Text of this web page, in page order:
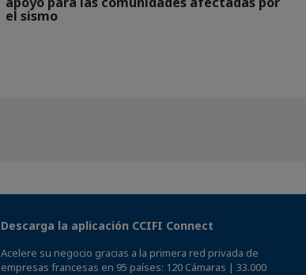
el sismo
Descarga la aplicación CCIFI Connect
Acelere su negocio gracias a la primera red privada de
empresas francesas en 95 países: 120 Cámaras | 33.000